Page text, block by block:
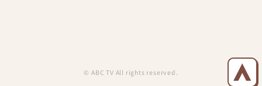
© ABC TV All rights reserved.